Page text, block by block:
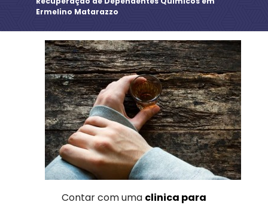
Ermelino Matarazzo
Contar com uma clinica para